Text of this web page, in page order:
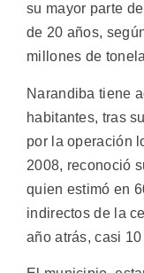
su mayor parte
de 20 años,
millones de
Narandiba tiene
habitantes, tras
por la operación
2008, reconoció
quien estimó en
indirectos de la
año atrás, casi